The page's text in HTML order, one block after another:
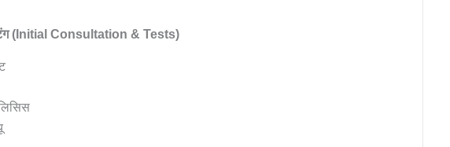
(Initial Consultation & Tests)